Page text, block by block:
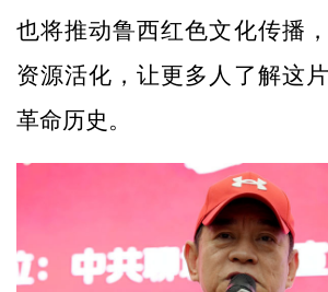
也将推动鲁西红色文化传播
资源活化，让更多人了解这
革命历史。